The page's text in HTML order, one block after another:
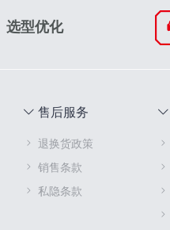
选型优化
售后服务
退换货政策
销售条款
私隐条款